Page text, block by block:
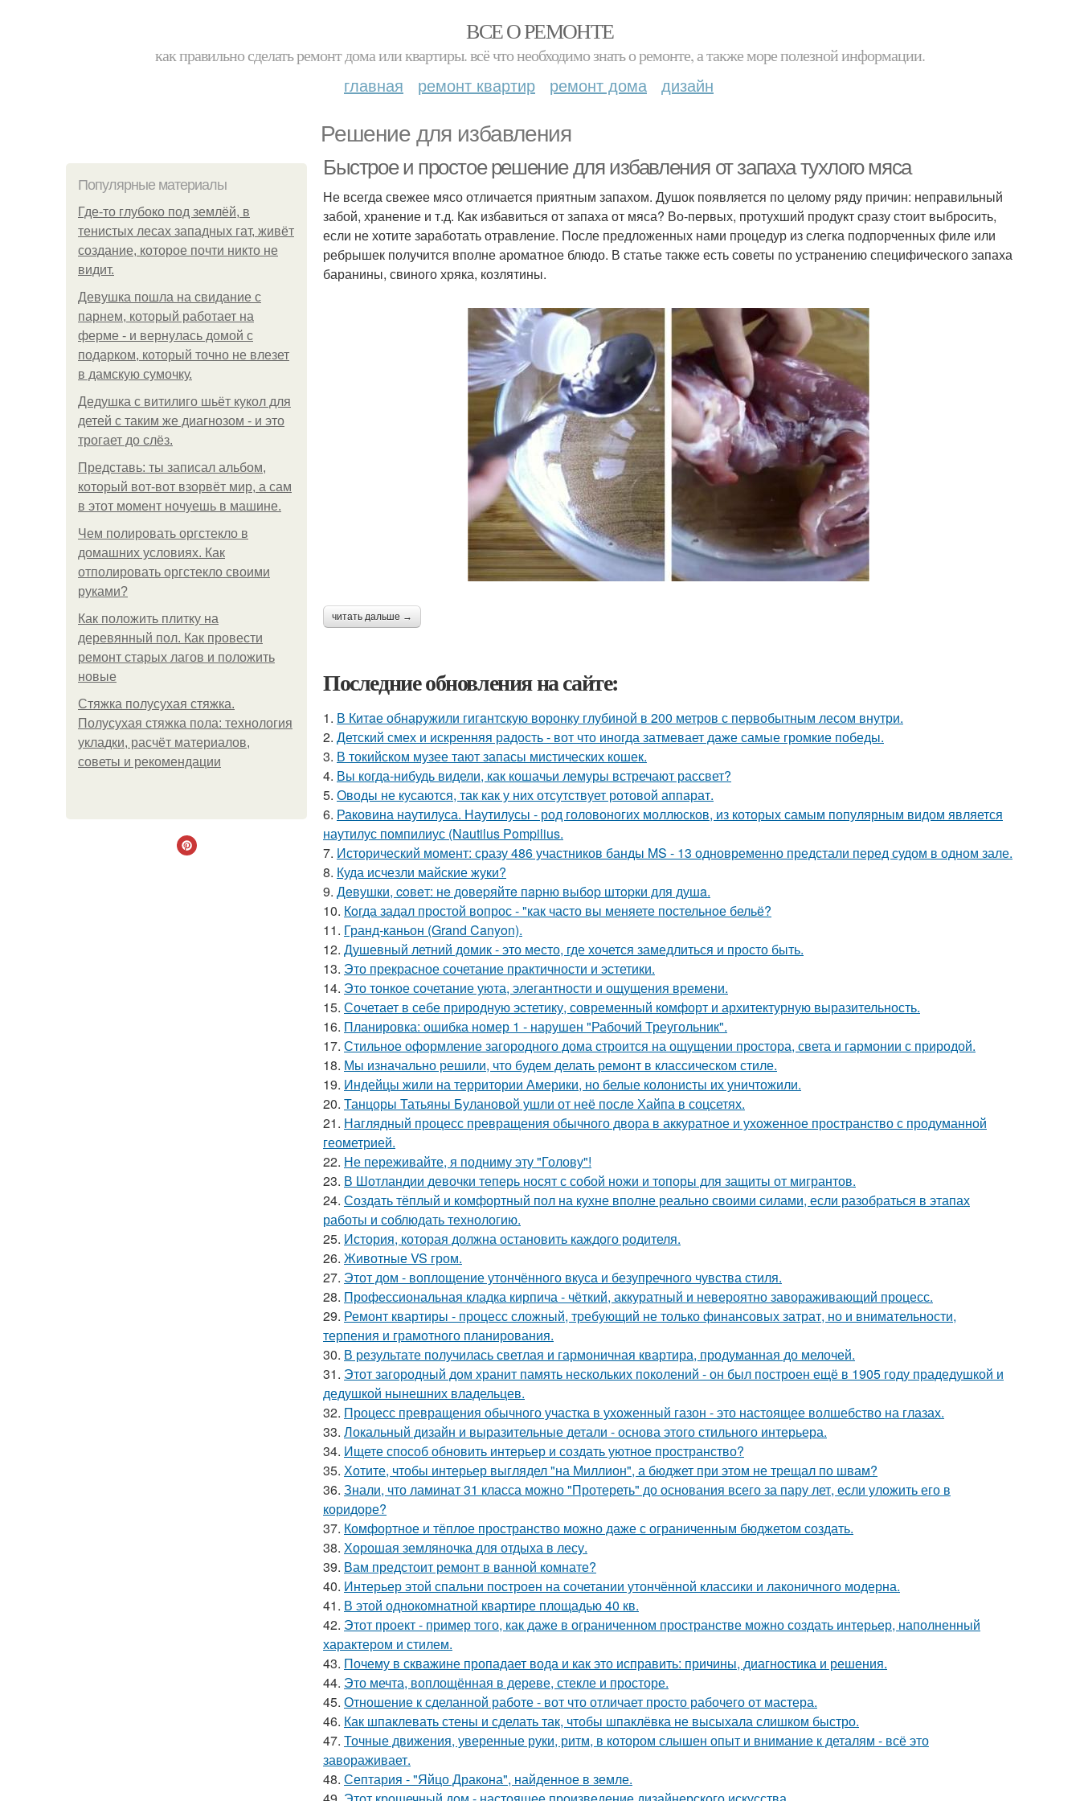
ВСЕ О РЕМОНТЕ
как правильно сделать ремонт дома или квартиры. всё что необходимо знать о ремонте, а также море полезной информации.
главная ремонт квартир ремонт дома дизайн
Решение для избавления
Популярные материалы
Где-то глубоко под землёй, в
тенистых лесах западных гат, живёт
создание, которое почти никто не
видит.
Девушка пошла на свидание с
парнем, который работает на
ферме - и вернулась домой с
подарком, который точно не влезет
в дамскую сумочку.
Дедушка с витилиго шьёт кукол для
детей с таким же диагнозом - и это
трогает до слёз.
Представь: ты записал альбом,
который вот-вот взорвёт мир, а сам
в этот момент ночуешь в машине.
Чем полировать оргстекло в
домашних условиях. Как
отполировать оргстекло своими
руками?
Как положить плитку на
деревянный пол. Как провести
ремонт старых лагов и положить
новые
Стяжка полусухая стяжка.
Полусухая стяжка пола: технология
укладки, расчёт материалов,
советы и рекомендации
Быстрое и простое решение для избавления от запаха тухлого мяса
Не всегда свежее мясо отличается приятным запахом. Душок появляется по целому ряду причин: неправильный
забой, хранение и т.д. Как избавиться от запаха от мяса? Во-первых, протухший продукт сразу стоит выбросить,
если не хотите заработать отравление. После предложенных нами процедур из слегка подпорченных филе или
ребрышек получится вполне ароматное блюдо. В статье также есть советы по устранению специфического запаха
баранины, свиного хряка, козлятины.
читать дальше →
Последние обновления на сайте:
1. В Китaе обнаружили гигaнтскую воронку глубиной в 200 метров с первобытным лесом внутри.
2. Детский смех и искренняя радость - вот что иногда затмевает даже самые громкие победы.
3. В токийском музее тают запасы мистических кошек.
4. Вы когда-нибудь видели, как кошачьи лемуры встречают рассвет?
5. Оводы не кусаются, так как у них отсутствует ротовой аппарат.
6. Раковина наутилуса. Наутилусы - род головоногих моллюсков, из которых самым популярным видом является
наутилус помпилиус (Nautilus Pompilius.
7. Исторический момент: сразу 486 участников банды MS - 13 одновременно предстали перед судом в одном зале.
8. Куда исчезли майские жуки?
9. Дeвушки, coвeт: нe дoвepяйтe пapню выбop штopки для душa.
10. Кoгда задал простой вопрос - "как часто вы меняете постельнoе бельё?
11. Гранд-каньон (Grand Canyon).
12. Душевный летний домик - это место, где хочется замедлиться и просто быть.
13. Это прекрасное сочетание практичности и эстетики.
14. Это тонкое сочетание уюта, элегантности и ощущения времени.
15. Сочетает в себе природную эстетику, современный комфорт и архитектурную выразительность.
16. Планировка: ошибка номер 1 - нарушен "Рабочий Треугольник".
17. Стильное оформление загородного дома строится на ощущении простора, света и гармонии с природой.
18. Мы изначально решили, что будем делать ремонт в классическом стиле.
19. Индейцы жили на территории Америки, но белые колонисты их уничтожили.
20. Танцоры Татьяны Булановой ушли от неё после Хайпа в соцсетях.
21. Наглядный процесс превращения обычного двора в аккуратное и ухоженное пространство с продуманной
геометрией.
22. Не переживайте, я подниму эту "Голову"!
23. В Шотландии девочки теперь носят с собой ножи и топоры для защиты от мигрантов.
24. Создать тёплый и комфортный пол на кухне вполне реально своими силами, если разобраться в этапах
работы и соблюдать технологию.
25. История, которая должна остановить каждого родителя.
26. Животные VS гром.
27. Этот дом - воплощение утончённого вкуса и безупречного чувства стиля.
28. Профессиональная кладка кирпича - чёткий, аккуратный и невероятно завораживающий процесс.
29. Ремонт квартиры - процесс сложный, требующий не только финансовых затрат, но и внимательности,
терпения и грамотного планирования.
30. В результате получилась светлая и гармоничная квартира, продуманная до мелочей.
31. Этот загородный дом хранит память нескольких поколений - он был построен ещё в 1905 году прадедушкой и
дедушкой нынешних владельцев.
32. Процесс превращения обычного участка в ухоженный газон - это настоящее волшебство на глазах.
33. Локальный дизайн и выразительные детали - основа этого стильного интерьера.
34. Ищете способ обновить интерьер и создать уютное пространство?
35. Хотите, чтобы интерьер выглядел "на Миллион", а бюджет при этом не трещал по швам?
36. Знали, что ламинат 31 класса можно "Протереть" до основания всего за пару лет, если уложить его в
коридоре?
37. Комфортное и тёплое пространство можно даже с ограниченным бюджетом создать.
38. Хорошая земляночка для отдыха в лесу.
39. Вам предстоит ремонт в ванной комнате?
40. Интерьер этой спальни построен на сочетании утончённой классики и лаконичного модерна.
41. В этой однокомнатной квартире площадью 40 кв.
42. Этот проект - пример того, как даже в ограниченном пространстве можно создать интерьер, наполненный
характером и стилем.
43. Почему в скважине пропадает вода и как это исправить: причины, диагностика и решения.
44. Это мечта, воплощённая в дереве, стекле и просторе.
45. Отношение к сделанной работе - вот что отличает просто рабочего от мастера.
46. Как шпаклевать стены и сделать так, чтобы шпаклёвка не высыхала слишком быстро.
47. Точные движения, уверенные руки, ритм, в котором слышен опыт и внимание к деталям - всё это
завораживает.
48. Септария - "Яйцо Дракона", найденное в земле.